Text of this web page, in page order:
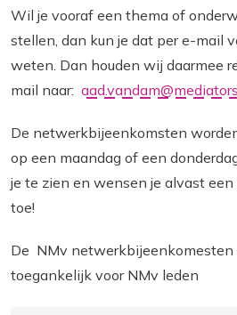
Wil je vooraf een thema of
stellen, dan kun je dat per e-mail
weten. Dan houden wij daarmee
mail naar:
De netwerkbijeenkomsten
op een maandag of een
je te zien en wensen je alvast
toe!
De NMv netwerkbijeenkomesten
toegankelijk voor NMv leden